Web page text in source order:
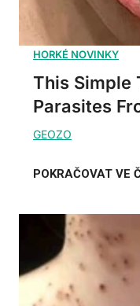
This Simple
Parasites